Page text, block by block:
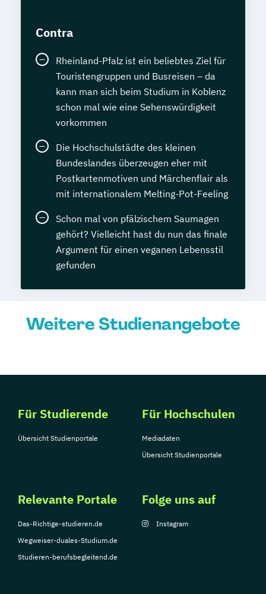
Contra
Rheinland-Pfalz ist ein beliebtes Ziel für
Touristengruppen und Busreisen – da
kann man sich beim Studium in Koblenz
schon mal wie eine Sehenswürdigkeit
vorkommen
Die Hochschulstädte des kleinen
Bundeslandes überzeugen eher mit
Postkartenmotiven und Märchenflair als
mit internationalem Melting-Pot-Feeling
Schon mal von pfälzischem Saumagen
gehört? Vielleicht hast du nun das finale
Argument für einen veganen Lebensstil
gefunden
Weitere Studienangebote
Für Studierende
Übersicht Studienportale
Für Hochschulen
Mediadaten
Übersicht Studienportale
Relevante Portale
Das-Richtige-studieren.de
Wegweiser-duales-Studium.de
Studieren-berufsbegleitend.de
Folge uns auf
Instagram